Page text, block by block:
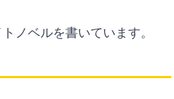
ノベルを書いています。